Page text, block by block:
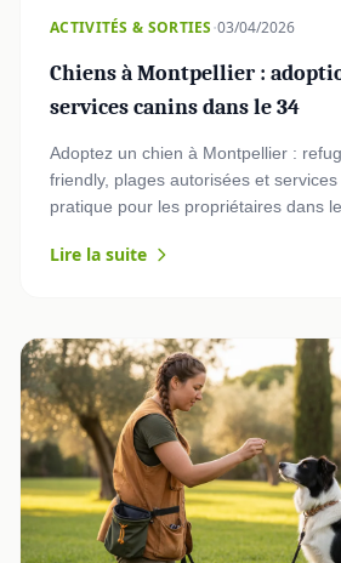
ACTIVITÉS & SORTIES·03/04/2026
Chiens à Montpellier :
services canins dans le 34
Adoptez un chien à Montpellier :
friendly, plages autorisées et
pratique pour les propriétaires dans
Lire la suite